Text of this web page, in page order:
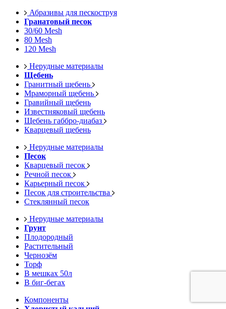
Абразивы для пескоструя
Гранатовый песок
30/60 Mesh
80 Mesh
120 Mesh
Нерудные материалы
Щебень
Гранитный щебень
Мраморный щебень
Гравийный щебень
Известняковый щебень
Щебень габбро-диабаз
Кварцевый щебень
Нерудные материалы
Песок
Кварцевый песок
Речной песок
Карьерный песок
Песок для строительства
Стеклянный песок
Нерудные материалы
Грунт
Плодородный
Растительный
Чернозём
Торф
В мешках 50л
В биг-бегах
Компоненты